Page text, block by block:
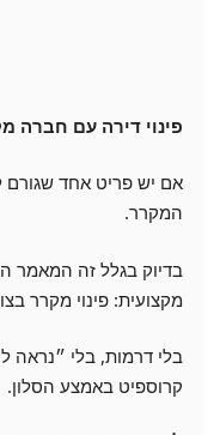
פינוי דירה עם חברה
אם יש פריט אחד שגורם
המקרר.
בדיוק בגלל זה המאמר
מקצועית: פינוי מקרר
בלי דרמות, בלי ״נראה
קרוספיט באמצע הסלון.